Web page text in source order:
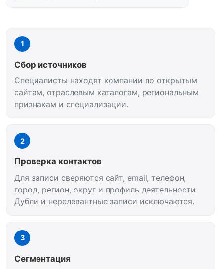
1
Сбор источников
Специалисты находят компании по открытым
сайтам, отраслевым каталогам, региональным
признакам и специализации.
2
Проверка контактов
Для записи сверяются сайт, email, телефон,
город, регион, округ и профиль деятельности.
Дубли и нерелевантные записи исключаются.
3
Сегментация